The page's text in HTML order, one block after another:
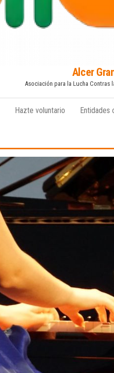
Alcer
Asociación para la Lucha Contras
Hazte voluntario Entidades